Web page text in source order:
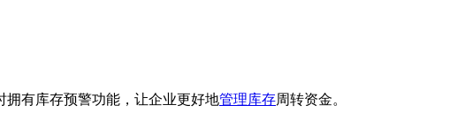
拥有库存预警功能，让企业更好地管理库存周转资金。